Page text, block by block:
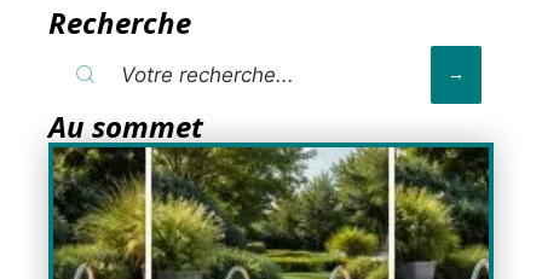
Recherche
Au sommet